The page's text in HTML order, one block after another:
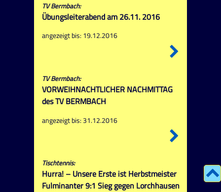
TV Bermbach:
Übungsleiterabend am 26.11. 2016
angezeigt bis: 19.12.2016
TV Bermbach:
VORWEIHNACHTLICHER NACHMITTAG
des TV BERMBACH
angezeigt bis: 31.12.2016
Tischtennis:
Hurra! – Unsere Erste ist Herbstmeister
Fulminanter 9:1 Sieg gegen Lorchhausen